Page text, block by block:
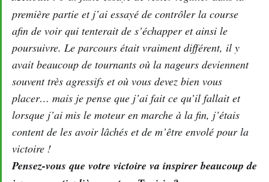
première partie et j’ai essayé de contrôler la course
afin de voir qui tenterait de s’échapper et ainsi le
poursuivre. Le parcours était vraiment différent, il y
avait beaucoup de tournants où la nageurs deviennent
souvent très agressifs et où vous devez bien vous
placer… mais je pense que j’ai fait ce qu’il fallait et
lorsque j’ai mis le moteur en marche à la fin, j’étais
content de les avoir lâchés et de m’être envolé pour la
victoire !
Pensez-vous que votre victoire va inspirer beaucoup de